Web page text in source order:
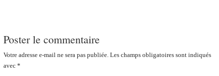
Poster le commentaire
Votre adresse e-mail ne sera pas publiée. Les champs obligatoires sont indiqués
avec *